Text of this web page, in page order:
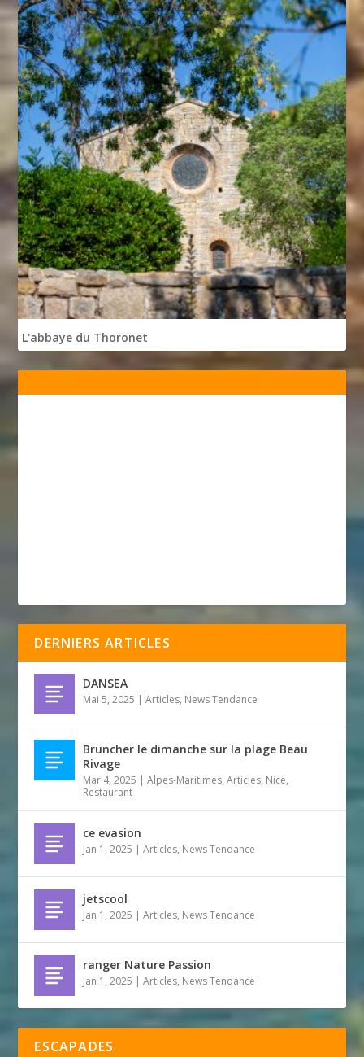
L'abbaye du Thoronet
DERNIERS ARTICLES
DANSEA
Mai 5, 2025 |Articles, News Tendance
Bruncher le dimanche sur la plage Beau
Rivage
Mar 4, 2025 |Alpes-Maritimes,Articles, Nice,
Restaurant
ce evasion
Jan 1, 2025 |Articles, News Tendance
jetscool
Jan 1, 2025 |Articles, News Tendance
ranger Nature Passion
Jan 1, 2025 |Articles, News Tendance
ESCAPADES